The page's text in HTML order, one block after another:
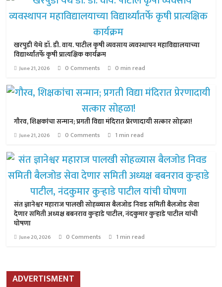
खरपुडी येथे डॉ. डी. वाय. पाटील कृषी व्यवसाय व्यवस्थापन महाविद्यालयाच्या
विद्यार्थ्यांतर्फे कृषी प्रात्यक्षिक कार्यक्रम
June 21, 2026 0 Comments 0 min read
गौरव, शिक्षकांचा सन्मान; प्रगती विद्या मंदिरात प्रेरणादायी सत्कार सोहळा!
June 21, 2026 0 Comments 1 min read
संत ज्ञानेश्वर महाराज पालखी सोहळ्यास बैलजोड निवड समिती बैलजोड सेवा
देणार समिती अध्यक्ष बबनराव कुऱ्हाडे पाटील, नंदकुमार कुऱ्हाडे पाटील यांची
घोषणा
June 20, 2026 0 Comments 1 min read
ADVERTISMENT